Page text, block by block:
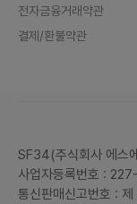
전자금융거래약관
결제/환불약관
SF34(주식회사 에스
사업자등록번호 :
통신판매신고번호 :